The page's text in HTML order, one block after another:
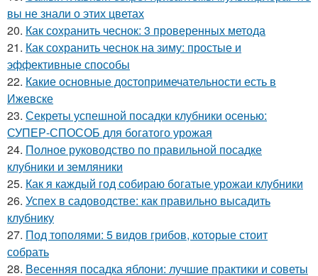
вы не знали о этих цветах
20. Как сохранить чеснок: 3 проверенных метода
21. Как сохранить чеснок на зиму: простые и
эффективные способы
22. Какие основные достопримечательности есть в
Ижевске
23. Секреты успешной посадки клубники осенью:
СУПЕР-СПОСОБ для богатого урожая
24. Полное руководство по правильной посадке
клубники и земляники
25. Как я каждый год собираю богатые урожаи клубники
26. Успех в садоводстве: как правильно высадить
клубнику
27. Под тополями: 5 видов грибов, которые стоит
собрать
28. Весенняя посадка яблони: лучшие практики и советы